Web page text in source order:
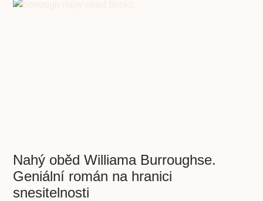
Nahý oběd Williama Burroughse.
Geniální román na hranici
snesitelnosti